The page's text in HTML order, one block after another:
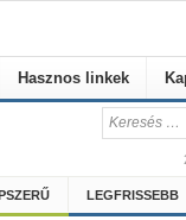
Hasznos linkek
LEGFRISSEBB